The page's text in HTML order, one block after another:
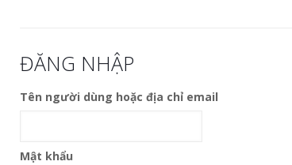
ĐĂNG NHẬP
Tên người dùng hoặc địa chỉ email
Mật khẩu